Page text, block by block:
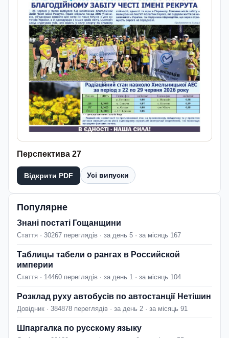
Перспектива 27
Відкрити PDF Усі випуски
Популярне
Знані постаті Гощанщини
Стаття · 30267 переглядів · за день 5 · за місяць 167
Таблицы табели о рангах в Российской
империи
Стаття · 14460 переглядів · за день 1 · за місяць 104
Розклад руху автобусів по автостанції Нетішин
Довідник · 384878 переглядів · за день 2 · за місяць 91
Шпаргалка по русскому языку